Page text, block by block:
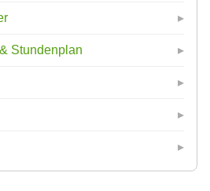
Stundenplan